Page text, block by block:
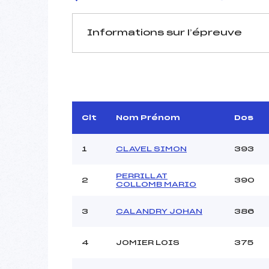
Informations sur l’épreuve
D.T Adjoint :
Dir. Epreuve :
Pénalité appliquée :
Clt Nom Prénom Dos
1 CLAVEL SIMON 393
2
PERRILLAT
COLLOMB MARIO
390
3 CALANDRY JOHAN 386
4 JOMIER LOIS 375